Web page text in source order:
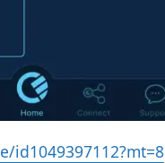
id1049397112?mt=8